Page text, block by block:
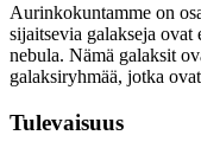
Aurinkokuntamme on
sijaitsevia galakseja
nebula. Nämä galaksit
galaksiryhmää, jotka
Tulevaisuus